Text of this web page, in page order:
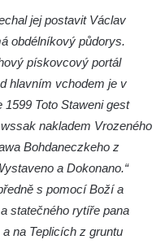
jej postavit Václav
obdélníkový půdorys.
pískovcový portál
hlavním vchodem je v
1599 Toto Staweni gest
nakladem Vrozeného
Bohdaneczkeho z
a Dokonano.“
s pomocí Boží a
statečného rytíře pana
na Teplicích z gruntu